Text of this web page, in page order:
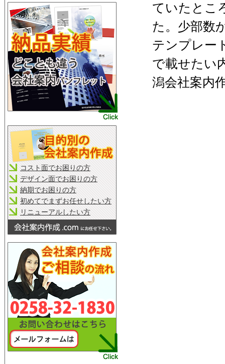
ていたとこ
た。少部数
テンプレー
で載せたい
潟会社案内
コスト面でお困りの方
デザイン面でお困りの方
納期でお困りの方
初めてでまずお任せしたい方
リニューアルしたい方